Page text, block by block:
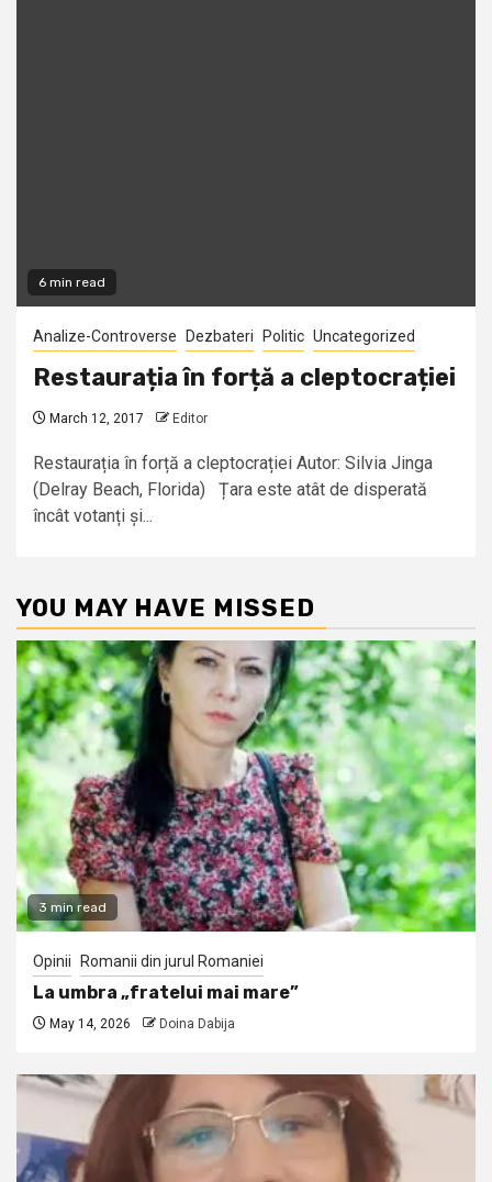
6 min read
Analize-Controverse Dezbateri Politic Uncategorized
Restaurația în forță a cleptocrației
March 12, 2017 Editor
Restaurația în forță a cleptocrației Autor: Silvia Jinga
(Delray Beach, Florida) Țara este atât de disperată
încât votanți și...
YOU MAY HAVE MISSED
3 min read
Opinii Romanii din jurul Romaniei
La umbra „fratelui mai mare”
May 14, 2026 Doina Dabija